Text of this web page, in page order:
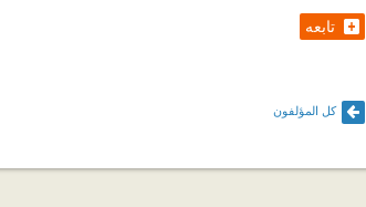
تابعه
كل المؤلفون